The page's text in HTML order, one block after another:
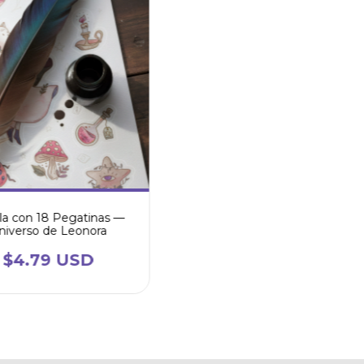
con 18 Pegatinas —
de Leonora
$4.79 USD